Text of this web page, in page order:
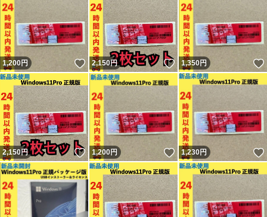
1,200円 いいね！
2,150円 いいね！
1,350円
2,150円 いいね！
1,200円 いいね！
1,230円